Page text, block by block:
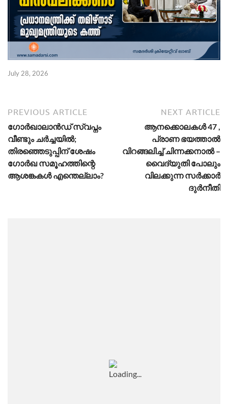
July 28, 2026
PREVIOUS ARTICLE
ഗോർഖാലാൻഡ് സ്വപ്നം
വീണ്ടും ചർച്ചയിൽ;
തിരഞ്ഞെടുപ്പിന് ശേഷം
ഗോർഖ സമൂഹത്തിന്റെ
ആശങ്കകൾ എന്തെല്ലാം?
NEXT ARTICLE
ആനക്കൊലകൾ 47 ,
പ്രാണ ഭയത്താൽ
വിറങ്ങലിച്ച് ചിന്നക്കനാൽ –
വൈദ്യുതി പോലും
വിലക്കുന്ന സർക്കാർ
ദുർനീതി